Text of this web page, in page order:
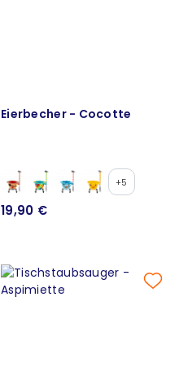
Eierbecher - Cocotte
+5
19,90 €